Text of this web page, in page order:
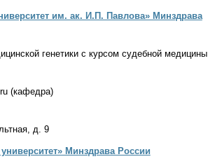
им. ак. И.П. Павлова» Минздрава
генетики с курсом судебной медицины
(кафедра)
д. 9
Минздрава России